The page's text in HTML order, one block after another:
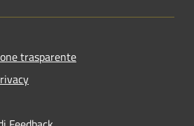
trasparente